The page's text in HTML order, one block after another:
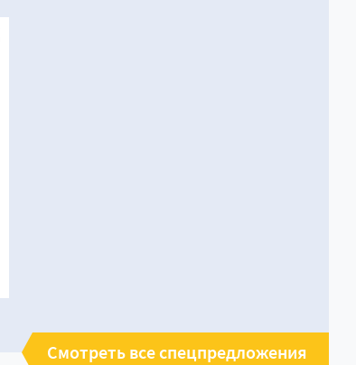
Смотреть все спецпредложения